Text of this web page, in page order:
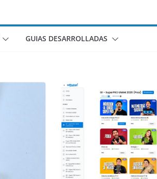
GUIAS DESARROLLADAS